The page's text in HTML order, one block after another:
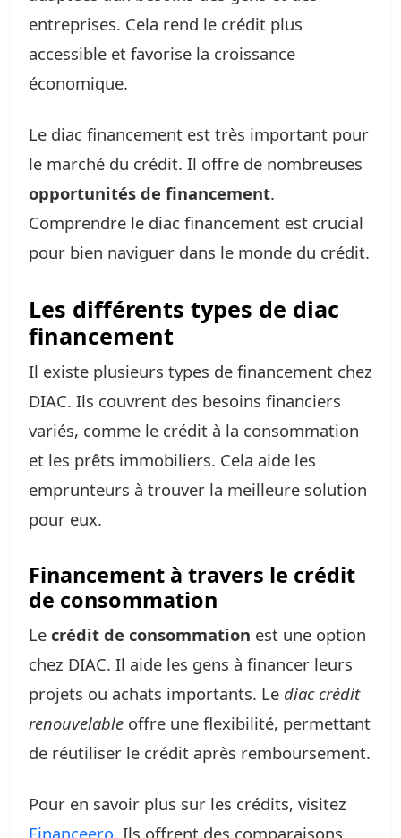
entreprises. Cela rend le crédit plus
accessible et favorise la croissance
économique.
Le diac financement est très important pour
le marché du crédit. Il offre de nombreuses
opportunités de financement.
Comprendre le diac financement est crucial
pour bien naviguer dans le monde du crédit.
Les différents types de diac
financement
Il existe plusieurs types de financement chez
DIAC. Ils couvrent des besoins financiers
variés, comme le crédit à la consommation
et les prêts immobiliers. Cela aide les
emprunteurs à trouver la meilleure solution
pour eux.
Financement à travers le crédit
de consommation
Le crédit de consommation est une option
chez DIAC. Il aide les gens à financer leurs
projets ou achats importants. Le diac crédit
renouvelable offre une flexibilité, permettant
de réutiliser le crédit après remboursement.
Pour en savoir plus sur les crédits, visitez
Financeero . Ils offrent des comparaisons